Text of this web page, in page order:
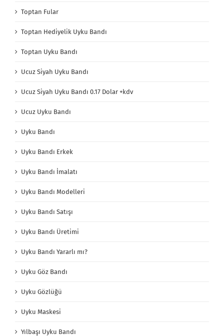
Toptan Fular
Toptan Hediyelik Uyku Bandı
Toptan Uyku Bandı
Ucuz Siyah Uyku Bandı
Ucuz Siyah Uyku Bandı 0.17 Dolar +kdv
Ucuz Uyku Bandı
Uyku Bandı
Uyku Bandı Erkek
Uyku Bandı İmalatı
Uyku Bandı Modelleri
Uyku Bandı Satışı
Uyku Bandı Üretimi
Uyku Bandı Yararlı mı?
Uyku Göz Bandı
Uyku Gözlüğü
Uyku Maskesi
Yılbaşı Uyku Bandı